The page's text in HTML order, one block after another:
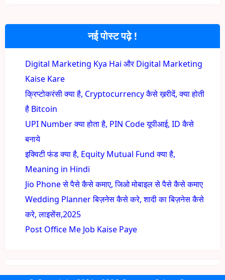
नई पोस्ट पढ़े !
Digital Marketing Kya Hai और Digital Marketing
Kaise Kare
क्रिप्टोकरंसी क्या है, Cryptocurrency कैसे ख़रीदें, क्या होती
है Bitcoin
UPI Number क्या होता है, PIN Code यूपीआई, ID कैसे
बनाये
इक्विटी फंड क्या है, Equity Mutual Fund क्या है,
Meaning in Hindi
Jio Phone से पैसे कैसे कमाए, जिओ मोबाइल से पैसे कैसे कमाए
Wedding Planner बिज़नेस कैसे करे, शादी का बिज़नेस कैसे
करे, लाइसेंस,2025
Post Office Me Job Kaise Paye